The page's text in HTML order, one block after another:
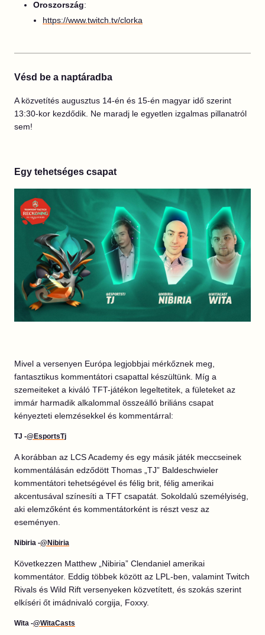
Oroszország:
https://www.twitch.tv/clorka
Vésd be a naptáradba
A közvetítés augusztus 14-én és 15-én magyar idő szerint
13:30-kor kezdődik. Ne maradj le egyetlen izgalmas pillanatról
sem!
Egy tehetséges csapat
Mivel a versenyen Európa legjobbjai mérkőznek meg,
fantasztikus kommentátori csapattal készültünk. Míg a
szemeiteket a kiváló TFT-játékon legeltetitek, a fületeket az
immár harmadik alkalommal összeálló briliáns csapat
kényezteti elemzésekkel és kommentárral:
TJ -@EsportsTj
A korábban az LCS Academy és egy másik játék meccseinek
kommentálásán edződött Thomas „TJ” Baldeschwieler
kommentátori tehetségével és félig brit, félig amerikai
akcentusával színesíti a TFT csapatát. Sokoldalú személyiség,
aki elemzőként és kommentátorként is részt vesz az
eseményen.
Nibiria -@Nibiria
Következzen Matthew „Nibiria” Clendaniel amerikai
kommentátor. Eddig többek között az LPL-ben, valamint Twitch
Rivals és Wild Rift versenyeken közvetített, és szokás szerint
elkíséri őt imádnivaló corgija, Foxxy.
Wita -@WitaCasts